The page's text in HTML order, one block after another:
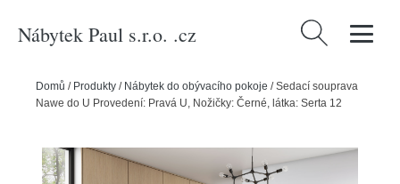
Nábytek Paul s.r.o. .cz Vyhledávání
Domů / Produkty / Nábytek do obývacího pokoje /Sedací souprava
Nawe do U Provedení: Pravá U, Nožičky: Černé, látka: Serta 12